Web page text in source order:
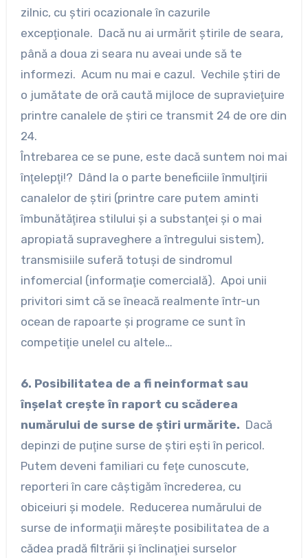
zilnic, cu ştiri ocazionale în cazurile
excepţionale. Dacă nu ai urmărit ştirile de seara,
până a doua zi seara nu aveai unde să te
informezi. Acum nu mai e cazul. Vechile ştiri de
o jumătate de oră caută mijloce de supravieţuire
printre canalele de ştiri ce transmit 24 de ore din
24.
Întrebarea ce se pune, este dacă suntem noi mai
înţelepţi!? Dând la o parte beneficiile înmulţirii
canalelor de ştiri (printre care putem aminti
îmbunătăţirea stilului şi a substanţei şi o mai
apropiată supraveghere a întregului sistem),
transmisiile suferă totuşi de sindromul
infomercial (informaţie comercială). Apoi unii
privitori simt că se îneacă realmente într-un
ocean de rapoarte şi programe ce sunt în
competiţie unelel cu altele…
6. Posibilitatea de a fi neinformat sau
înşelat creşte în raport cu scăderea
numărului de surse de ştiri urmărite. Dacă
depinzi de puţine surse de ştiri eşti în pericol.
Putem deveni familiari cu feţe cunoscute,
reporteri în care câştigăm încrederea, cu
obiceiuri şi modele. Reducerea numărului de
surse de informaţii măreşte posibilitatea de a
cădea pradă filtrării şi înclinaţiei surselor